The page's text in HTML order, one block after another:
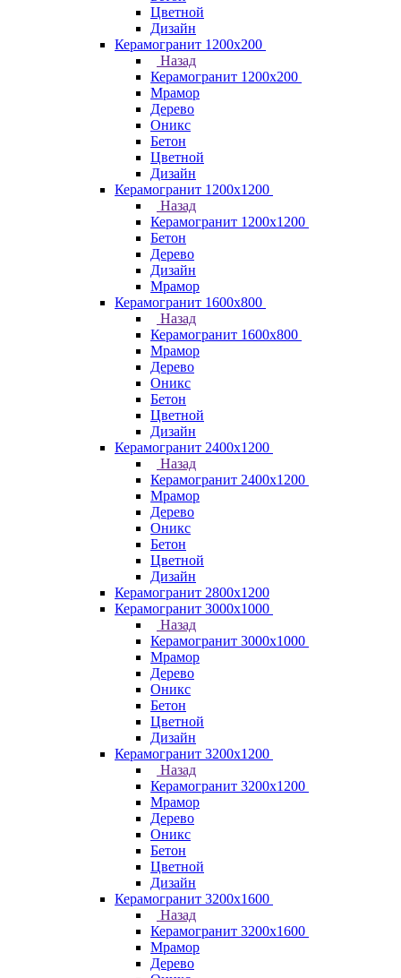
Цветной
Дизайн
Керамогранит 1200x200
Назад
Керамогранит 1200x200
Мрамор
Дерево
Оникс
Бетон
Цветной
Дизайн
Керамогранит 1200x1200
Назад
Керамогранит 1200x1200
Бетон
Дерево
Дизайн
Мрамор
Керамогранит 1600х800
Назад
Керамогранит 1600х800
Мрамор
Дерево
Оникс
Бетон
Цветной
Дизайн
Керамогранит 2400х1200
Назад
Керамогранит 2400х1200
Мрамор
Дерево
Оникс
Бетон
Цветной
Дизайн
Керамогранит 2800x1200
Керамогранит 3000х1000
Назад
Керамогранит 3000х1000
Мрамор
Дерево
Оникс
Бетон
Цветной
Дизайн
Керамогранит 3200х1200
Назад
Керамогранит 3200х1200
Мрамор
Дерево
Оникс
Бетон
Цветной
Дизайн
Керамогранит 3200х1600
Назад
Керамогранит 3200х1600
Мрамор
Дерево